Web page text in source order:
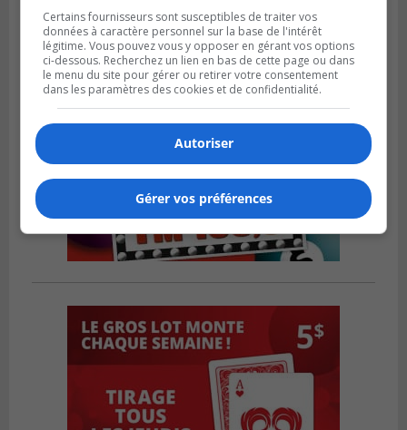
Certains fournisseurs sont susceptibles de traiter vos
données à caractère personnel sur la base de l'intérêt
légitime. Vous pouvez vous y opposer en gérant vos options
ci-dessous. Recherchez un lien en bas de cette page ou dans
le menu du site pour gérer ou retirer votre consentement
dans les paramètres des cookies et de confidentialité.
Autoriser
Gérer vos préférences